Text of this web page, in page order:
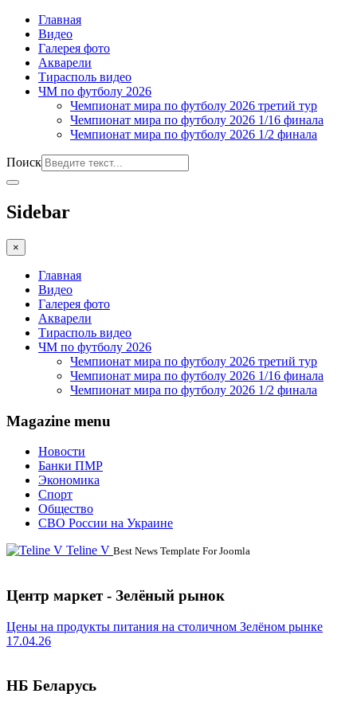
Главная
Видео
Галерея фото
Акварели
Тирасполь видео
ЧМ по футболу 2026
Чемпионат мира по футболу 2026 третий тур
Чемпионат мира по футболу 2026 1/16 финала
Чемпионат мира по футболу 2026 1/2 финала
Поиск
Sidebar
×
Главная
Видео
Галерея фото
Акварели
Тирасполь видео
ЧМ по футболу 2026
Чемпионат мира по футболу 2026 третий тур
Чемпионат мира по футболу 2026 1/16 финала
Чемпионат мира по футболу 2026 1/2 финала
Magazine menu
Новости
Банки ПМР
Экономика
Спорт
Общество
СВО России на Украине
Teline V Best News Template For Joomla
Центр маркет - Зелёный рынок
Цены на продукты питания на столичном Зелёном рынке
17.04.26
НБ Беларусь